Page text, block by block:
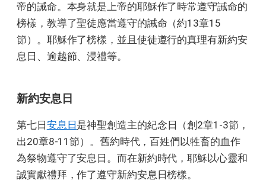
帝的誡命。本身就是上帝的耶穌作了時常遵守誡命的
榜樣，教導了聖徒應當遵守的誡命（約13章15
節）。耶穌作了榜樣，並且使徒遵行的真理有新約安
息日、逾越節、浸禮等。
新約安息日
第七日 安息日 是神聖創造主的紀念日（創2章1-3節，
出20章8-11節）。舊約時代，百姓們以牲畜的血作
為祭物遵守了安息日。而在新約時代，耶穌以心靈和
誠實獻禮拜，作了遵守新約安息日榜樣。